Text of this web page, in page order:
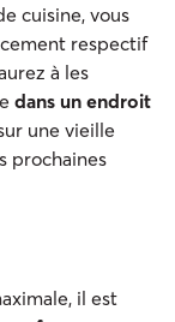
cuisine, vous
respectif
à les
dans un endroit
une vieille
prochaines
il est